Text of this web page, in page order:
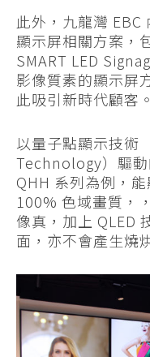
此外，九龍灣
顯示屏相關方案，
SMART LED
影像質素的顯示屏
此吸引新時代顧客。
以量子點顯示技術
Technology）驅動
QHH 系列為例，
100% 色域畫質，
像真，加上 QLED
面，亦不會產生燒